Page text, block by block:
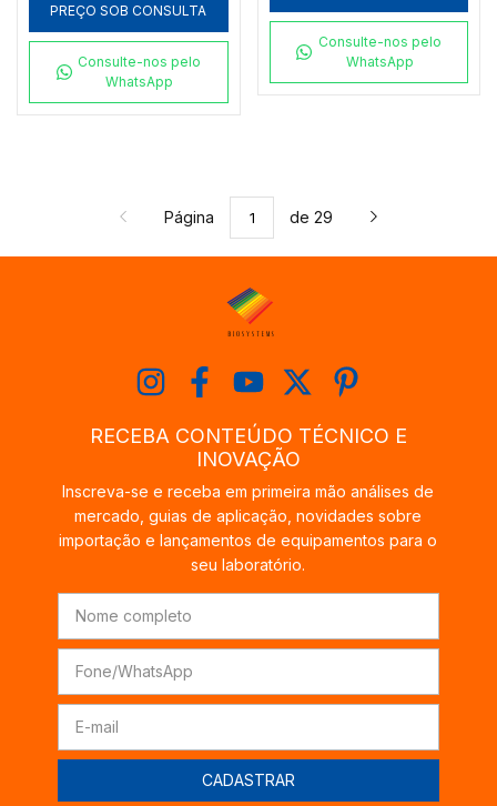
PREÇO SOB CONSULTA
Consulte-nos pelo
WhatsApp
Consulte-nos pelo
WhatsApp
Página de 29
RECEBA CONTEÚDO TÉCNICO E
INOVAÇÃO
Inscreva-se e receba em primeira mão análises de
mercado, guias de aplicação, novidades sobre
importação e lançamentos de equipamentos para o
seu laboratório.